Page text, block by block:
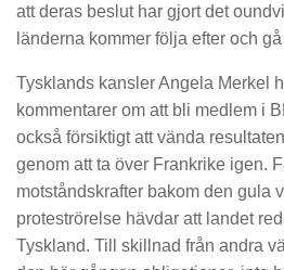
att deras beslut har gjort det
länderna kommer följa efter och
Tysklands kansler Angela Merkel
kommentarer om att bli medlem i
också försiktigt att vända
genom att ta över Frankrike igen.
motståndskrafter bakom den gula
proteströrelse hävdar att landet
Tyskland. Till skillnad från andra